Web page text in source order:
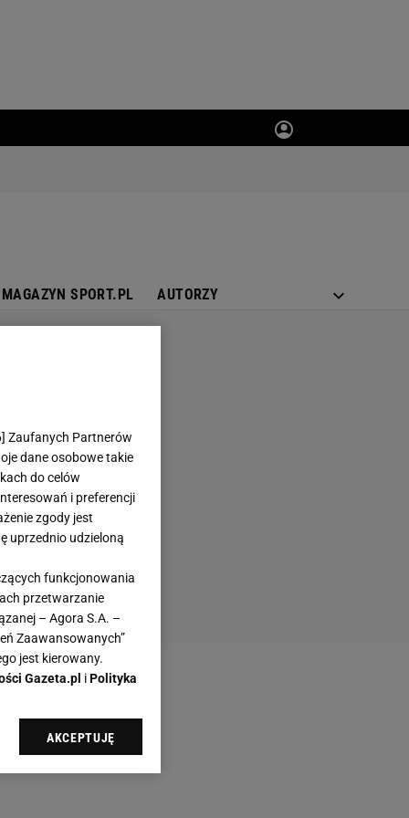
MAGAZYN SPORT.PL AUTORZY
] Zaufanych Partnerów
dane osobowe takie
do celów
i preferencji
zgody jest
uprzednio udzieloną
funkcjonowania
przetwarzanie
– Agora S.A. –
Zaawansowanych”
jest kierowany.
Gazeta.pl iPolityka
sp. z o.o., jej
swoje preferencje
AKCEPTUJĘ